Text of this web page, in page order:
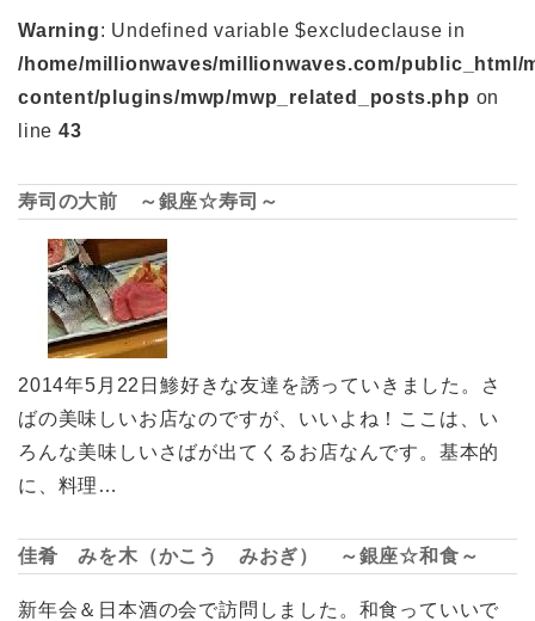
Warning: Undefined variable $excludeclause in
/home/millionwaves/millionwaves.com/public_html/
content/plugins/mwp/mwp_related_posts.php on
line 43
寿司の大前 ～銀座☆寿司～
2014年5月22日鯵好きな友達を誘っていきました。さ
ばの美味しいお店なのですが、いいよね！ここは、い
ろんな美味しいさばが出てくるお店なんです。基本的
に、料理…
佳肴 みを木（かこう みおぎ） ～銀座☆和食～
新年会＆日本酒の会で訪問しました。和食っていいで